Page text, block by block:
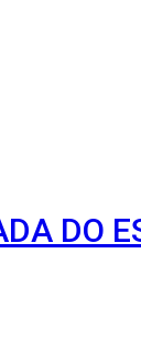
DO